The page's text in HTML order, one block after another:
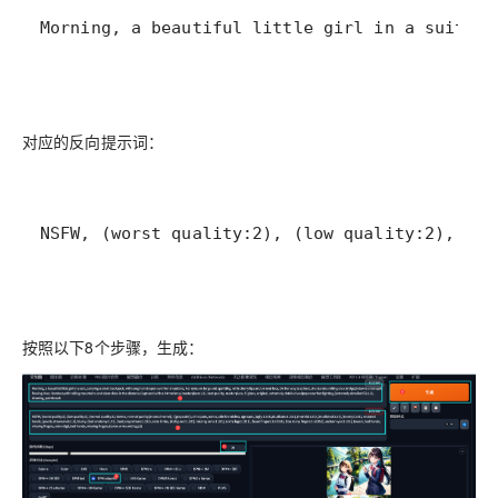
Morning, a beautiful little girl in a suit,
对应的反向提示词：
NSFW, (worst quality:2), (low quality:2),
按照以下8个步骤，生成：